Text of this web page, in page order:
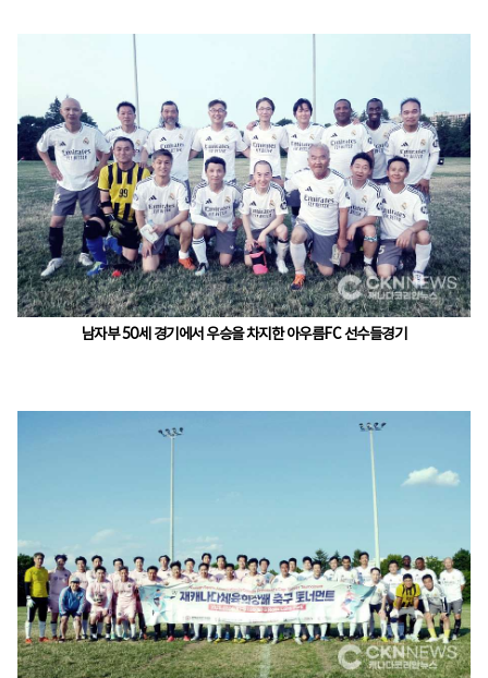
남자부 50세 경기에서 우승을 차지한 아우름FC 선수들경기